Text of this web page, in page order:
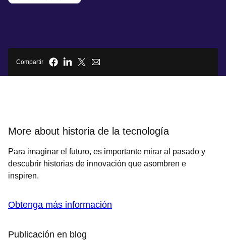
Compartir
More about historia de la tecnología
Para imaginar el futuro, es importante mirar al pasado y
descubrir historias de innovación que asombren e
inspiren.
Obtenga más información
Publicación en blog